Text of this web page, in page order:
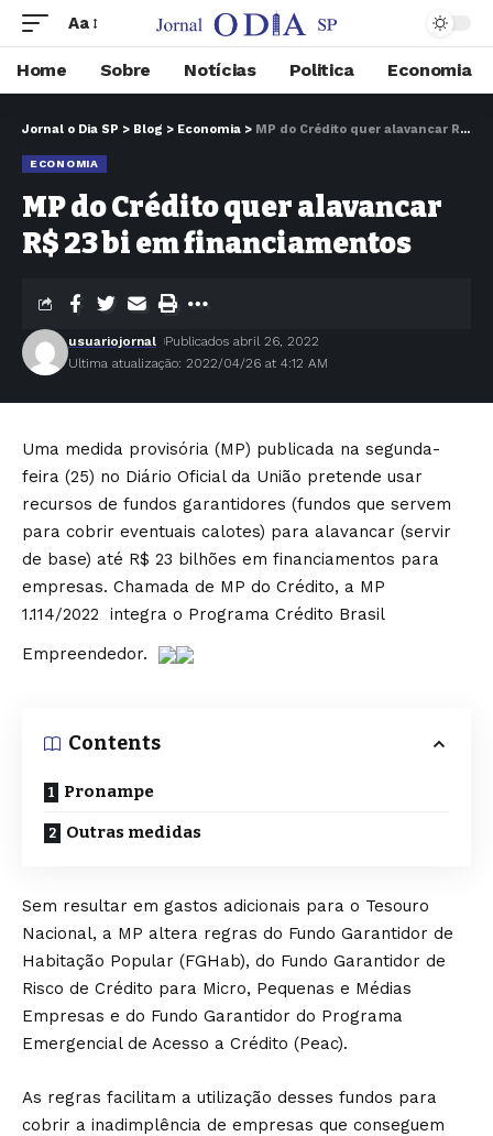
Aa
Home Sobre Notícias Politica Economia
Jornal o Dia SP > Blog > Economia > MP do Crédito quer alavancar R$ 23 bi em financiamentos
ECONOMIA
MP do Crédito quer alavancar
R$ 23 bi em financiamentos
Ultima atualização: 2022/04/26 at 4:12 AM
usuariojornal Publicados abril 26, 2022
Uma medida provisória (MP) publicada na segunda-
feira (25) no Diário Oficial da União pretende usar
recursos de fundos garantidores (fundos que servem
para cobrir eventuais calotes) para alavancar (servir
de base) até R$ 23 bilhões em financiamentos para
empresas. Chamada de MP do Crédito, a MP
1.114/2022 integra o Programa Crédito Brasil
Empreendedor.
Contents
Pronampe
Outras medidas
Sem resultar em gastos adicionais para o Tesouro
Nacional, a MP altera regras do Fundo Garantidor de
Habitação Popular (FGHab), do Fundo Garantidor de
Risco de Crédito para Micro, Pequenas e Médias
Empresas e do Fundo Garantidor do Programa
Emergencial de Acesso a Crédito (Peac).
As regras facilitam a utilização desses fundos para
cobrir a inadimplência de empresas que conseguem